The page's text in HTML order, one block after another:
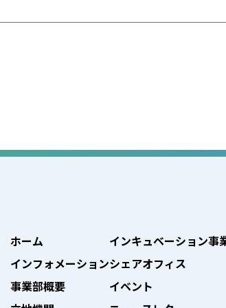
ホーム
インフォメーション
事業部概要
インキュベーション事
シェアオフィス
イベント